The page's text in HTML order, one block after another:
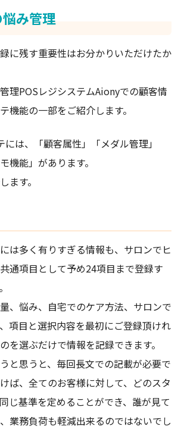
み管理
に残す重要性はお分かりいただけたか
理POSレジシステムAionyでの顧客情
機能の一部をご紹介します。
は、「顧客属性」「メダル管理」
機能」があります。
ます。
は多く有りすぎる情報も、サロンでヒ
通項目として予め24項目まで登録す
、悩み、自宅でのケア方法、サロンで
項目と選択内容を最初にご登録頂けれ
を選ぶだけで情報を記録できます。
と思うと、毎回長文での記載が必要で
ば、全てのお客様に対して、どのスタ
じ基準を定めることができ、誰が見て
業務負荷も軽減出来るのではないでし